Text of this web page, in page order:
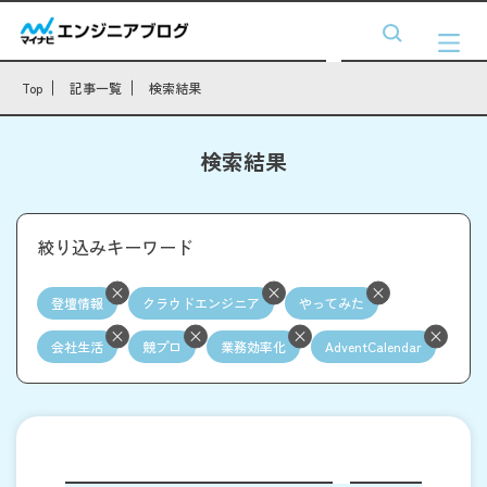
Top 記事一覧 検索結果
検索結果
絞り込みキーワード
登壇情報 クラウドエンジニア やってみた
会社生活 競プロ 業務効率化 AdventCalendar